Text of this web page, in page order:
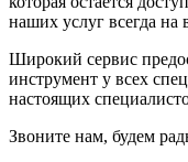
наших услуг всегда на
Широкий сервис
инструмент у всех
настоящих
Звоните нам, будем